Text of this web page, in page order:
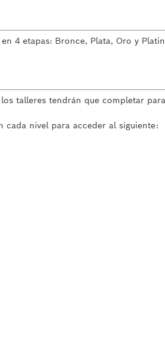
4 etapas: Bronce, Plata, Oro y
talleres tendrán que completar
cada nivel para acceder al siguiente: